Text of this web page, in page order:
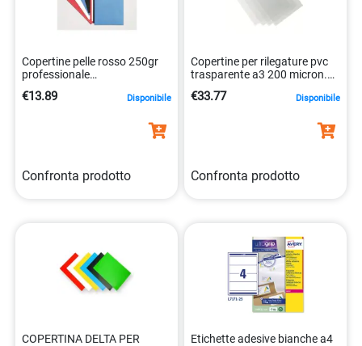
Copertine pelle rosso 250gr
professionale
€13.89 Disponibile
Confronta prodotto
Copertine per rilegature pvc
trasparente a3 200 micron.
€33.77 Disponibile
Confronta prodotto
COPERTINA DELTA PER
Etichette adesive bianche a4